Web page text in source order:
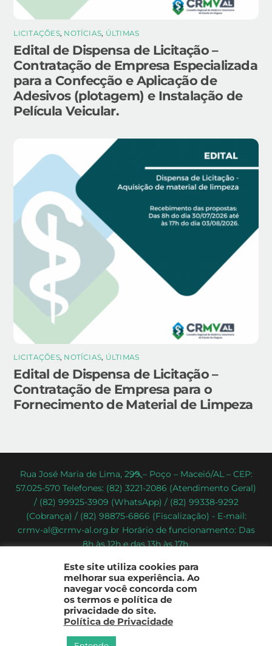
LICITAÇÕES, NOTÍCIAS, ÚLTIMAS
Edital de Dispensa de Licitação –
Contratação de Empresa Especializada
para a Confecção e Aplicação de
Adesivos (plotagem) e Instalação de
Película Veicular.
LICITAÇÕES, NOTÍCIAS, ÚLTIMAS
Edital de Dispensa de Licitação –
Contratação de Empresa para o
Fornecimento de Material de Limpeza
Back
To
Top
Rua José Maria de Lima, 299 – Poço – Maceió/AL – CEP:
57.025-570 Telefones: (82) 3221-2086 (Atendimento Geral)
/ (82) 99925-3909 (WhatsApp) / (82) 99338-9292
(Cobrança) / (82) 98875-6866 (Fiscalização) - E-mail:
crmv-al@crmv-al.org.br Horário de funcionamento: Das
8h às 12h e das 13h às 17h.
Estado de Alagoas
2022 - © Todos os direitos reservados
Este site utiliza cookies para
melhorar sua experiência. Ao
navegar você concorda com
os termos e política de
privacidade do site.
Política de Privacidade